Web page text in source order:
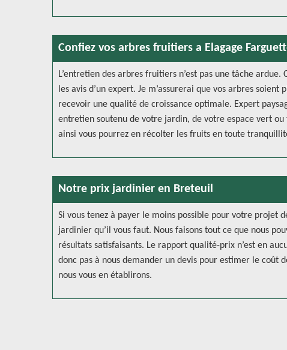
Confiez vos arbres fruitiers a Elagage
L’entretien des arbres fruitiers n’est pas une tâche
les avis d’un expert. Je m’assurerai que vos arbres
recevoir une qualité de croissance optimale. Expert
entretien soutenu de votre jardin, de votre espace vert
ainsi vous pourrez en récolter les fruits en toute
Notre prix jardinier en Breteuil
Si vous tenez à payer le moins possible pour votre projet
jardinier qu’il vous faut. Nous faisons tout ce que nous
résultats satisfaisants. Le rapport qualité-prix n’est en
donc pas à nous demander un devis pour estimer le
nous vous en établirons.